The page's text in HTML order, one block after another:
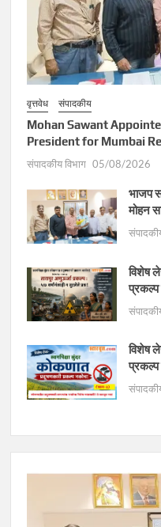
वृत्तवेध संपादकीय
Mohan Sawant
President for Mumbai
संपादकीय विभाग 05/08/2026
भाजप
मोहन
विशेष
विशेष